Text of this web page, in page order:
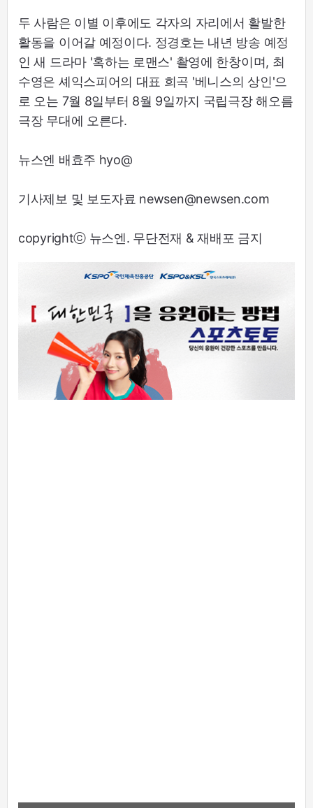
두 사람은 이별 이후에도 각자의 자리에서 활발한
활동을 이어갈 예정이다. 정경호는 내년 방송 예정
인 새 드라마 '혹하는 로맨스' 촬영에 한창이며, 최
수영은 셰익스피어의 대표 희곡 '베니스의 상인'으
로 오는 7월 8일부터 8월 9일까지 국립극장 해오름
극장 무대에 오른다.
뉴스엔 배효주 hyo@
기사제보 및 보도자료 newsen@newsen.com
copyrightⓒ 뉴스엔. 무단전재 & 재배포 금지